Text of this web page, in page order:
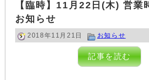
【臨時】11月22日(木) 営業
お知らせ
2018年11月21日 お知らせ
記事を読む